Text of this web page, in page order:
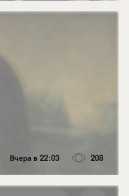
Вчера в 22:03 208